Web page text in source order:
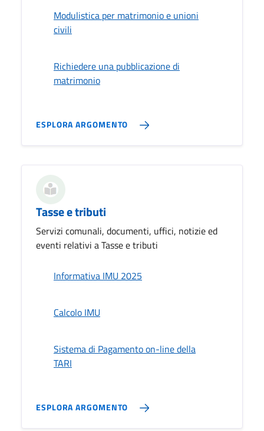
Modulistica per matrimonio e unioni
civili
Richiedere una pubblicazione di
matrimonio
ESPLORA ARGOMENTO
Tasse e tributi
Servizi comunali, documenti, uffici, notizie ed
eventi relativi a Tasse e tributi
Informativa IMU 2025
Calcolo IMU
Sistema di Pagamento on-line della
TARI
ESPLORA ARGOMENTO